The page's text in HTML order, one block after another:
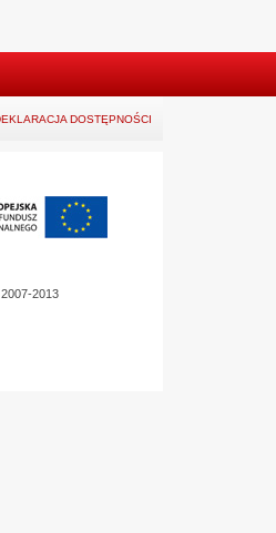
DOSTĘPNOŚCI
2013